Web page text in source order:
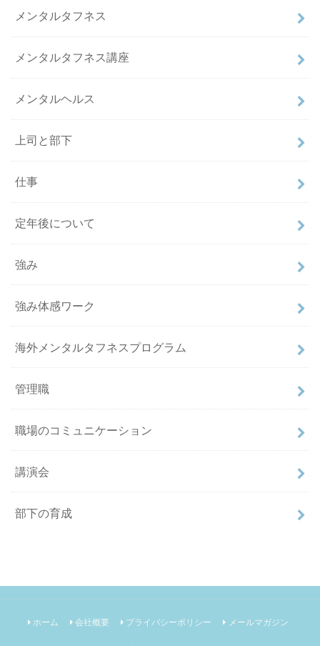
メンタルタフネス
メンタルタフネス講座
メンタルヘルス
上司と部下
仕事
定年後について
強み
強み体感ワーク
海外メンタルタフネスプログラム
管理職
職場のコミュニケーション
講演会
部下の育成
ホーム 会社概要 プライバシーポリシー メールマガジン